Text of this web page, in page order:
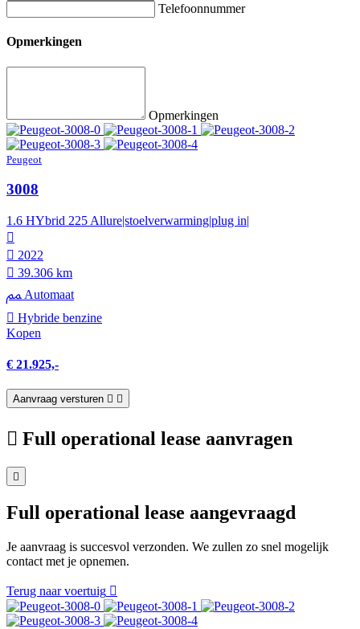
Telefoonnummer
Opmerkingen
Opmerkingen
Peugeot
3008
1.6 HYbrid 225 Allure|stoelverwarming|plug in|
2022
39.306 km
Automaat
Hybride benzine
Kopen
€ 21.925,-
Aanvraag versturen
Full operational lease aanvragen
Full operational lease aangevraagd
Je aanvraag is succesvol verzonden. We zullen zo snel mogelijk
contact met je opnemen.
Terug naar voertuig